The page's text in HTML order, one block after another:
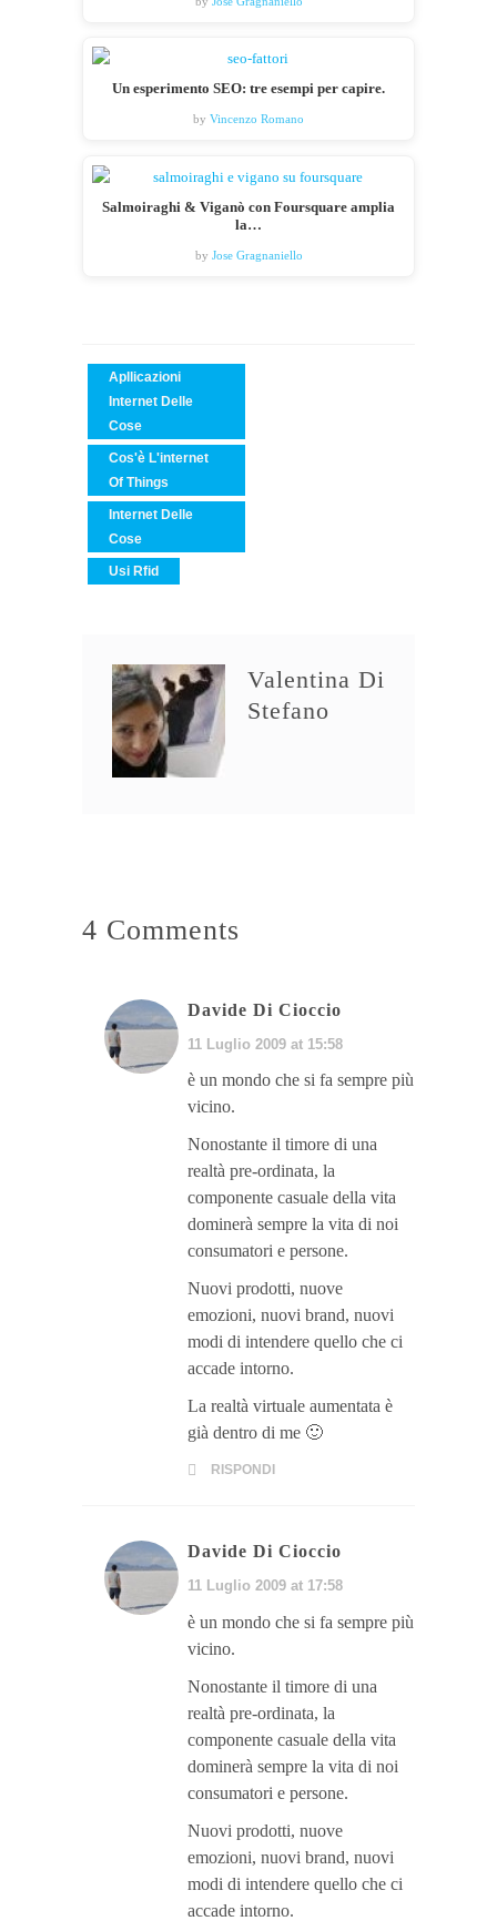
Un esperimento SEO: tre esempi per capire.
by Vincenzo Romano
Salmoiraghi & Viganò con Foursquare amplia
la…
by Jose Gragnaniello
Apllicazioni
Internet Delle
Cose
Cos'è L'internet
Of Things
Internet Delle
Cose
Usi Rfid
Valentina Di
Stefano
4 Comments
Davide Di Cioccio
11 Luglio 2009 at 15:58
è un mondo che si fa sempre più
vicino.
Nonostante il timore di una
realtà pre-ordinata, la
componente casuale della vita
dominerà sempre la vita di noi
consumatori e persone.
Nuovi prodotti, nuove
emozioni, nuovi brand, nuovi
modi di intendere quello che ci
accade intorno.
La realtà virtuale aumentata è
già dentro di me 🙂
RISPONDI
Davide Di Cioccio
11 Luglio 2009 at 17:58
è un mondo che si fa sempre più
vicino.
Nonostante il timore di una
realtà pre-ordinata, la
componente casuale della vita
dominerà sempre la vita di noi
consumatori e persone.
Nuovi prodotti, nuove
emozioni, nuovi brand, nuovi
modi di intendere quello che ci
accade intorno.